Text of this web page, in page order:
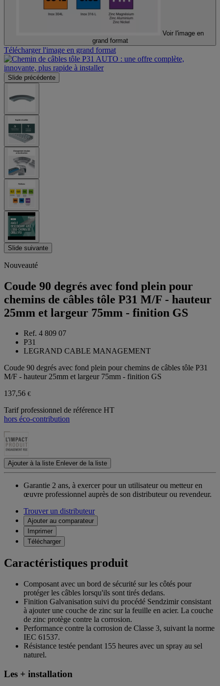
Voir l'image en
grand format
Télécharger l'image en grand format
Slide précédente
Slide suivante
Nouveauté
Coude 90 degrés avec fond plein pour
chemins de câbles tôle P31 M/F - hauteur
25mm et largeur 75mm - finition GS
Ref. 4 809 07
P31
LEGRAND CABLE MANAGEMENT
Coude 90 degrés avec fond plein pour chemins de câbles tôle P31
M/F - hauteur 25mm et largeur 75mm - finition GS
137,56 €
Tarif professionnel de référence HT
hors éco-contribution
Ajouter à la liste Enlever de la liste
Garantie 2 ans, à exercer pour un utilisateur ou metteur en
œuvre professionnel auprès de son distributeur ou revendeur.
Trouver un distributeur
Ajouter au comparateur
Imprimer
Télécharger
Caractéristiques produit
Composant avec un bord de sécurité sur les côtés pour
protéger les câbles lorsqu'ils sont tirés dedans.
Finition Galvanisation suivi du procédé Sendzimir consistant
à ajouter une couche de zinc sur la feuille en acier. La couche
de zinc protège contre la corrosion.
Performance contre la corrosion de Classe 3, suivant la norme
IEC 61537.
Résistance testée pendant 155 heures avec un spray au sel
naturel.
Les + installation